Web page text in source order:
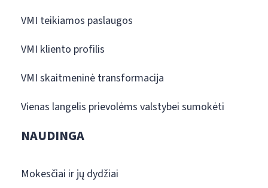
VMI teikiamos paslaugos
VMI kliento profilis
VMI skaitmeninė transformacija
Vienas langelis prievolėms valstybei sumokėti
NAUDINGA
Mokesčiai ir jų dydžiai